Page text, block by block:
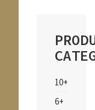
10+
6+